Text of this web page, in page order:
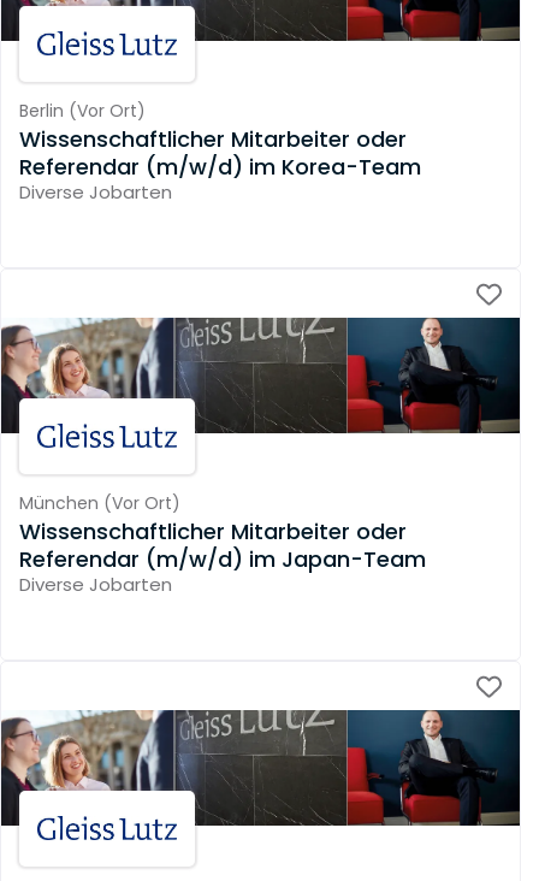
Berlin (Vor Ort)
Wissenschaftlicher Mitarbeiter oder
Referendar (m/w/d) im Korea-Team
Diverse Jobarten
München (Vor Ort)
Wissenschaftlicher Mitarbeiter oder
Referendar (m/w/d) im Japan-Team
Diverse Jobarten